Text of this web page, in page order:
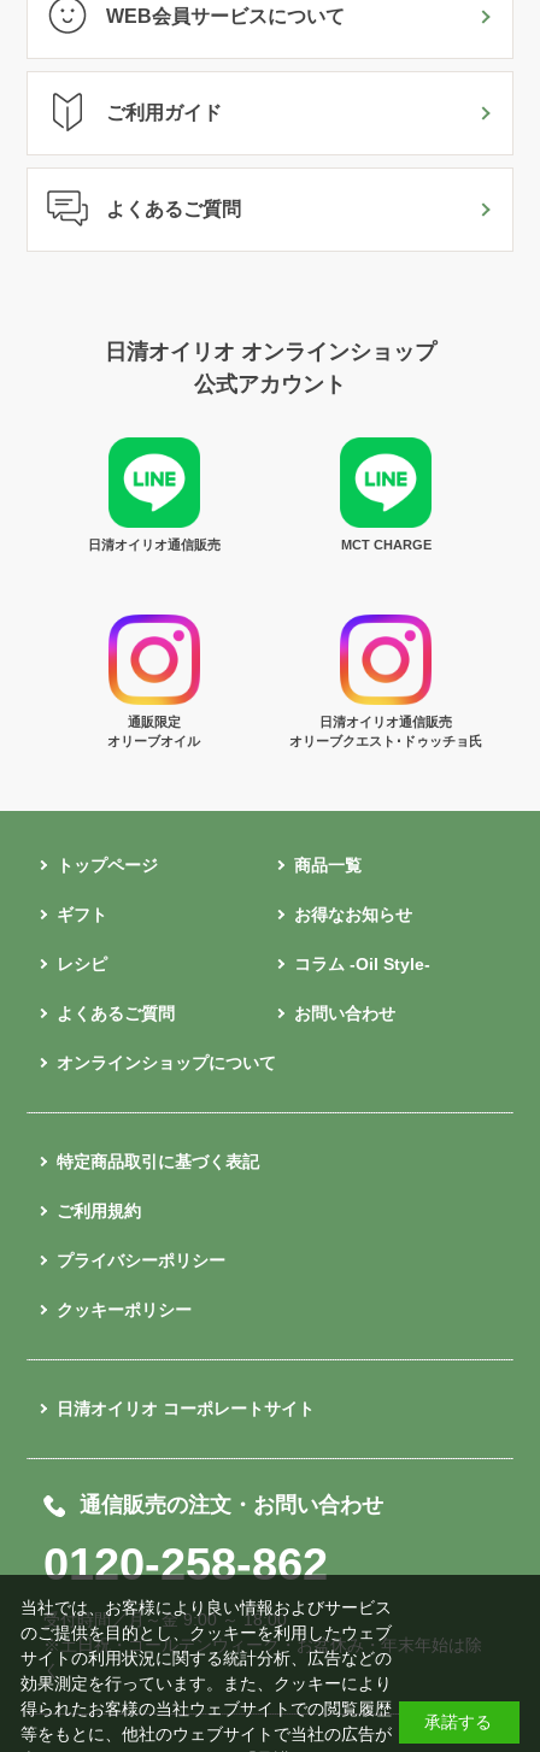
WEB会員サービスについて
ご利用ガイド
よくあるご質問
日清オイリオ オンラインショップ
公式アカウント
日清オイリオ通信販売 MCT CHARGE
通販限定
オリーブオイル
日清オイリオ通信販売
オリーブクエスト･ドゥッチョ氏
トップページ 商品一覧
ギフト お得なお知らせ
レシピ コラム -Oil Style-
よくあるご質問 お問い合わせ
オンラインショップについて
特定商品取引に基づく表記
ご利用規約
プライバシーポリシー
クッキーポリシー
日清オイリオ コーポレートサイト
通信販売の注文・お問い合わせ
0120-258-862
受付時間／月～金 9:00 ～ 18:00
※土日祝・ゴールデンウィーク・お盆休み・年末年始は除
く
当社では、お客様により良い情報およびサービス
のご提供を目的とし、クッキーを利用したウェブ
サイトの利用状況に関する統計分析、広告などの
効果測定を行っています。また、クッキーにより
得られたお客様の当社ウェブサイトでの閲覧履歴
等をもとに、他社のウェブサイトで当社の広告が
承諾する